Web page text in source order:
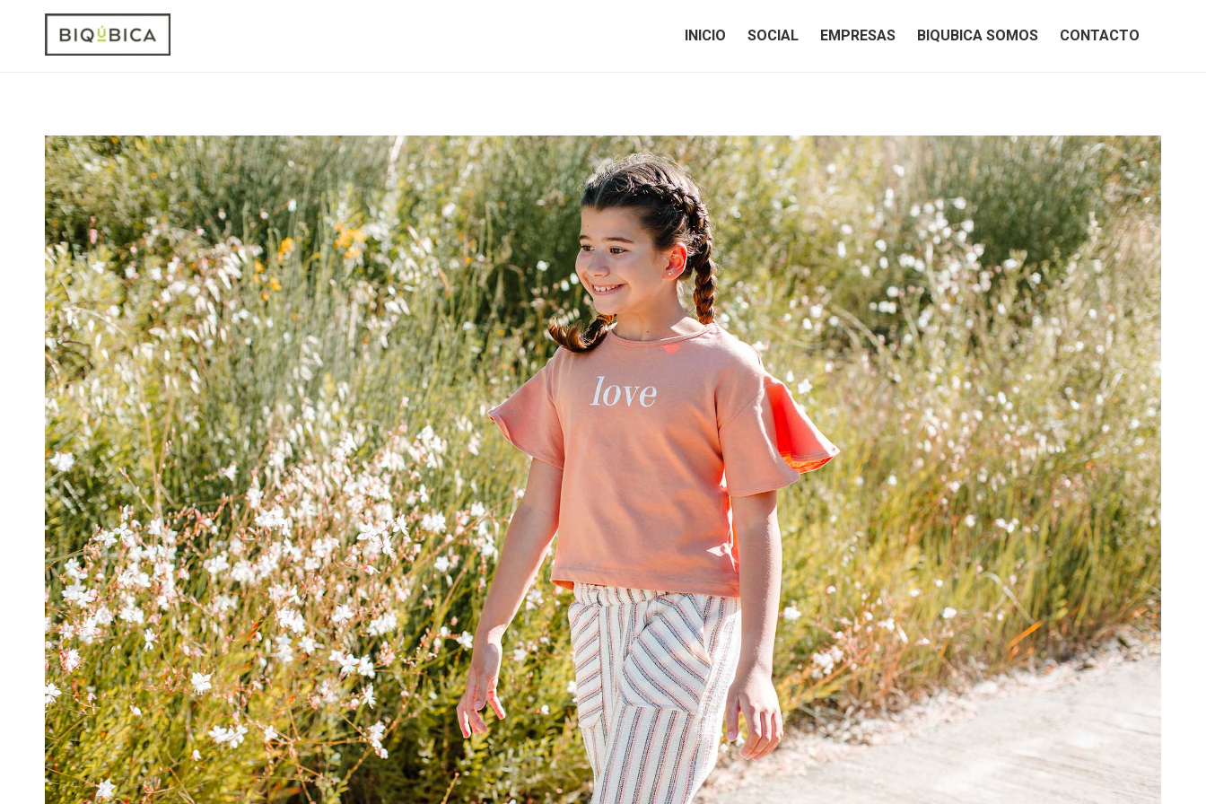
INICIO SOCIAL EMPRESAS BIQUBICA SOMOS CONTACTO
INICIO SOCIAL EMPRESAS BIQUBICA SOMOS CONTACTO